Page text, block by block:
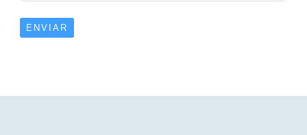
ENVIAR